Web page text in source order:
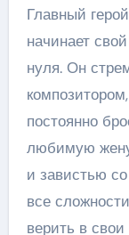
Главный
начинает
нуля. Он
постоянно
любимую
и завистью
все
верить в